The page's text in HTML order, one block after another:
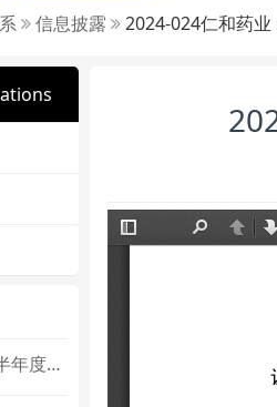
信息披露 2024-024仁和药
报告